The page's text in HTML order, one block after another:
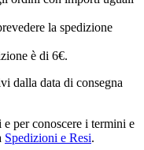
la spedizione
è di 6€.
dalla data di consegna
per conoscere i termini e
Spedizioni e Resi.